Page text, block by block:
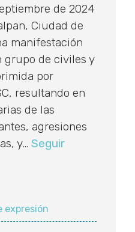
de 2024
Ciudad de
manifestación
grupo de civiles y
por
resultando en
de las
agresiones
y… Seguir
expresión